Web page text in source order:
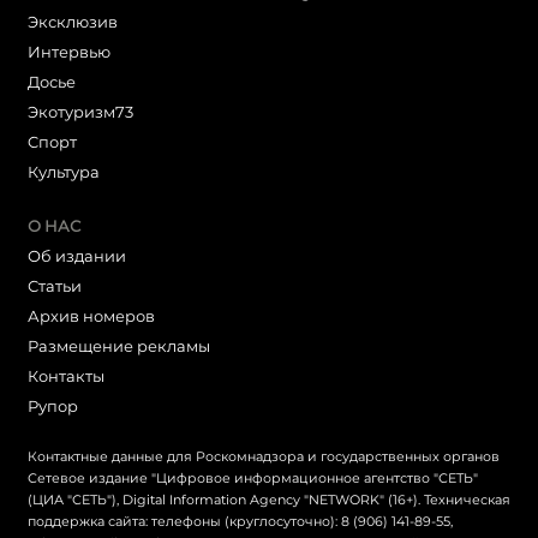
Эксклюзив
Интервью
Досье
Экотуризм73
Cпорт
Культура
О НАС
Об издании
Статьи
Архив номеров
Размещение рекламы
Контакты
Рупор
Контактные данные для Роскомнадзора и государственных органов
Сетевое издание "Цифровое информационное агентство "СЕТЬ"
(ЦИА "СЕТЬ"), Digital Information Agency "NETWORK" (16+). Техническая
поддержка сайта: телефоны (круглосуточно): 8 (906) 141-89-55,